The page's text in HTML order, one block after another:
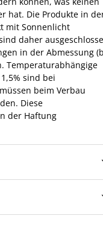
hat. Die Produkte in
mit Sonnenlicht
daher
in der Abmessung
Temperaturabhängige
sind bei
beim Verbau
Diese
der Haftung